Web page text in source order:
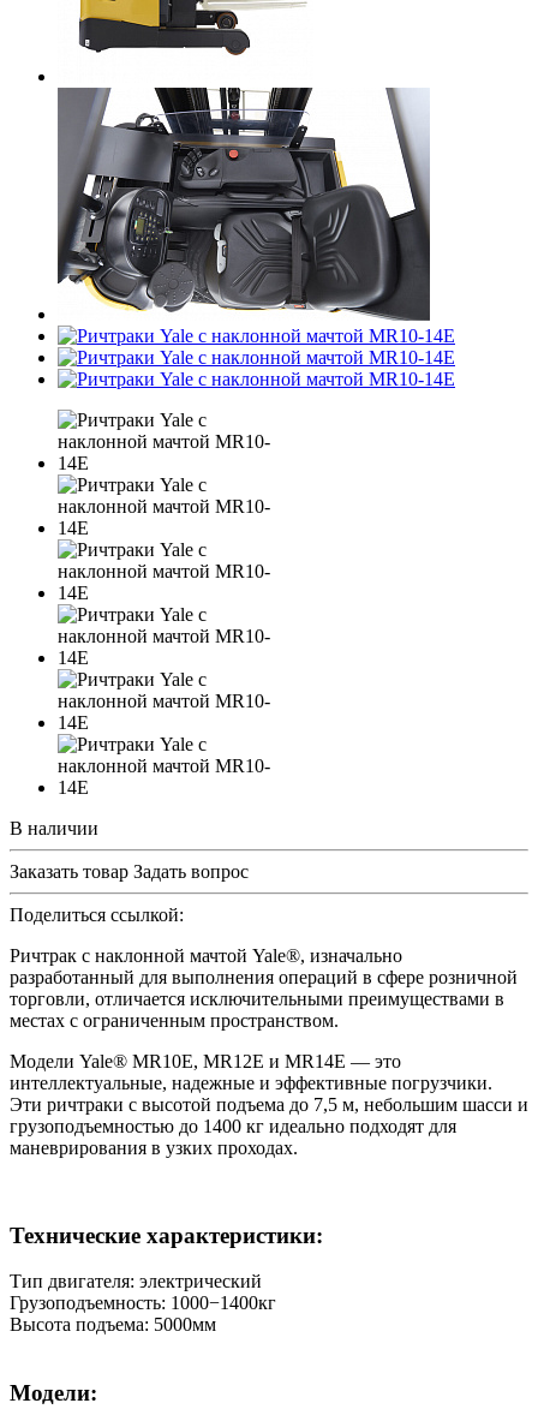
В наличии
Заказать товар Задать вопрос
Поделиться ссылкой:
Ричтрак с наклонной мачтой Yale®, изначально
разработанный для выполнения операций в сфере розничной
торговли, отличается исключительными преимуществами в
местах с ограниченным пространством.
Модели Yale® MR10E, MR12E и MR14E — это
интеллектуальные, надежные и эффективные погрузчики.
Эти ричтраки с высотой подъема до 7,5 м, небольшим шасси и
грузоподъемностью до 1400 кг идеально подходят для
маневрирования в узких проходах.
Технические характеристики:
Тип двигателя: электрический
Грузоподъемность: 1000−1400кг
Высота подъема: 5000мм
Модели: